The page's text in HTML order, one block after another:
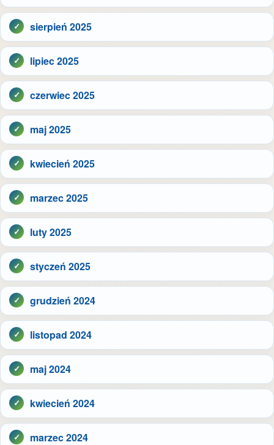
sierpień 2025
lipiec 2025
czerwiec 2025
maj 2025
kwiecień 2025
marzec 2025
luty 2025
styczeń 2025
grudzień 2024
listopad 2024
maj 2024
kwiecień 2024
marzec 2024